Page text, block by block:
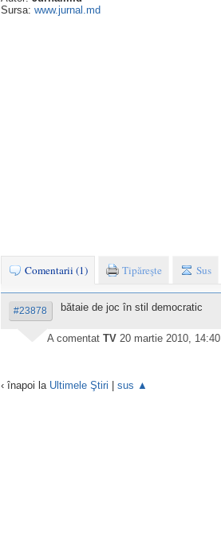
Sursa: www.jurnal.md
Comentarii (1) Tipăreşte Sus
#23878 bătaie de joc în stil democratic
A comentat TV 20 martie 2010, 14:40
‹ înapoi la Ultimele Ştiri sus ▲